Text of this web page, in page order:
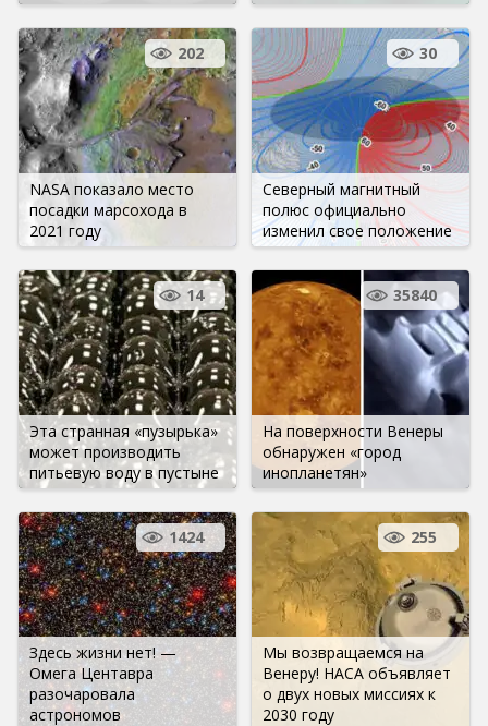
NASA показало место
посадки марсохода в
2021 году
202
Северный магнитный
полюс официально
изменил свое положение
30
Эта странная «пузырька»
может производить
питьевую воду в пустыне
14
На поверхности Венеры
обнаружен «город
инопланетян»
35840
Здесь жизни нет! —
Омега Центавра
разочаровала
астрономов
1424
Мы возвращаемся на
Венеру! НАСА объявляет
о двух новых миссиях к
2030 году
255